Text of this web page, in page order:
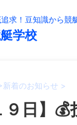
求！豆知識から
学校
新着のお知らせ >
９日】